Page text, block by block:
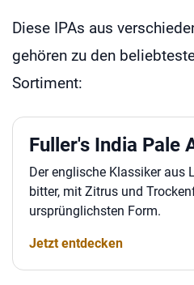
Diese IPAs aus
gehören zu den
Sortiment:
Fuller's India Pale
Der englische Klassiker aus
bitter, mit Zitrus und
ursprünglichsten Form.
Jetzt entdecken